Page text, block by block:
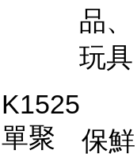
品、
玩具
K1525
單聚
保鮮